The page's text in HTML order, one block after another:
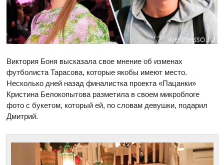
Виктория Боня высказала свое мнение об изменах
футболиста Тарасова, которые якобы имеют место.
Несколько дней назад финалистка проекта «Пацанки»
Кристина Белокопытова разметила в своем микроблоге
фото с букетом, который ей, по словам девушки, подарил
Дмитрий.